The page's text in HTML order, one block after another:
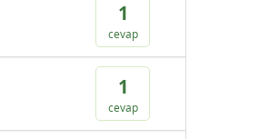
1
cevap
1
cevap